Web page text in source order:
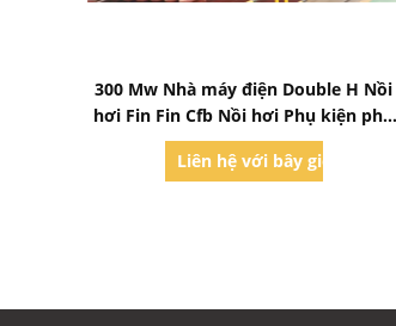
300 Mw Nhà máy điện Double H Nồi
hơi Fin Fin Cfb Nồi hơi Phụ kiện phụ
trợ
Liên hệ với bây giờ